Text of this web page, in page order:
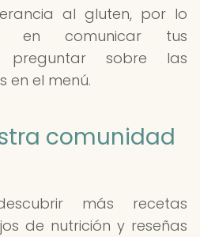
al gluten, por lo
en comunicar tus
preguntar sobre las
en el menú.
comunidad
más recetas
de nutrición y reseñas